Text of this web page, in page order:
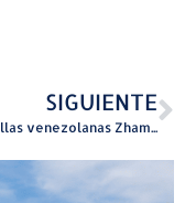
SIGUIENTE
Las estrellas venezolanas Zhamira Zambrano y Noreh lanzan una poderosa colaboración